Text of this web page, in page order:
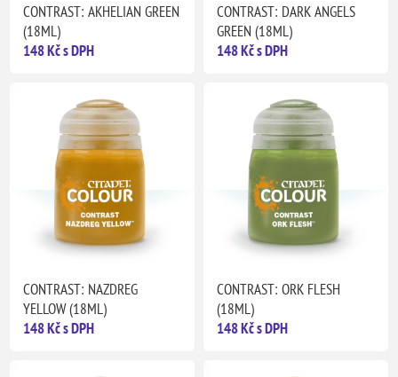
CONTRAST: AKHELIAN GREEN
(18ML)
148 Kč s DPH
CONTRAST: DARK ANGELS
GREEN (18ML)
148 Kč s DPH
CONTRAST: NAZDREG
YELLOW (18ML)
148 Kč s DPH
CONTRAST: ORK FLESH
(18ML)
148 Kč s DPH